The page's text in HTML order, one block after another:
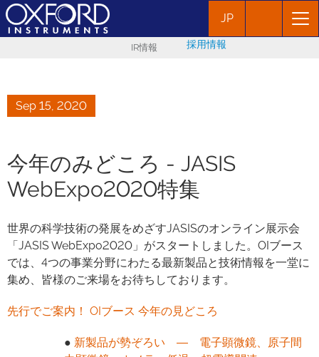
JP
IR情報 採用情報
Sep 15, 2020
今年のみどころ - JASIS
WebExpo2020特集
世界の科学技術の発展をめざすJASISのオンライン展示会
「JASIS WebExpo2020」がスタートしました。OIブース
では、4つの事業分野にわたる最新製品と技術情報を一堂に
集め、皆様のご来場をお待ちしております。
先行でご案内！ OIブース 今年の見どころ
● 新製品が勢ぞろい ― 電子顕微鏡、原子間